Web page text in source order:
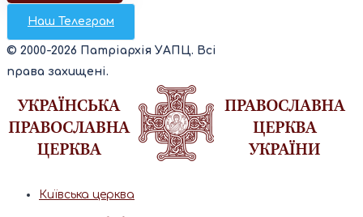
Наш Телеграм
© 2000-2026 Патріархія УАПЦ. Всі
права захищені.
Київська церква